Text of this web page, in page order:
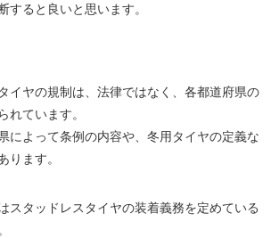
すると良いと思います。
イヤの規制は、法律ではなく、各都道府県の
れています。
によって条例の内容や、冬用タイヤの定義な
ります。
スタッドレスタイヤの装着義務を定めている